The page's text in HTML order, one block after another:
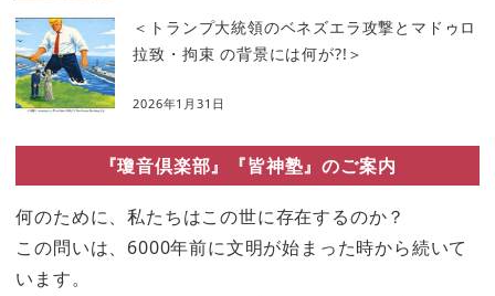
＜トランプ大統領のベネズエラ攻撃とマドゥロ
拉致・拘束 の背景には何が?!＞
2026年1月31日
『瓊音倶楽部』『皆神塾』のご案内
何のために、私たちはこの世に存在するのか？
この問いは、6000年前に文明が始まった時から続いて
います。